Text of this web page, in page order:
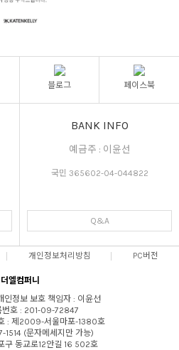
블로그 페이스북
BANK INFO
예금주 : 이윤선
국민 365602-04-044822
Q&A
개인정보처리방침 PC버전
더엘컴퍼니
인정보 보호 책임자 : 이윤선
번호 : 201-09-72847
: 제2009-서울마포-1380호
1514 (문자메세지만 가능)
구 동교로12안길 16 502호